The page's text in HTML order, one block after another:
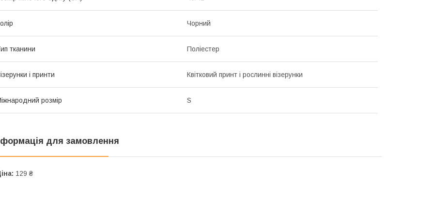
Чорний
тканини Поліестер
і принти Квітковий принт і рослинні візерунки
розмір S
для замовлення
129 ₴